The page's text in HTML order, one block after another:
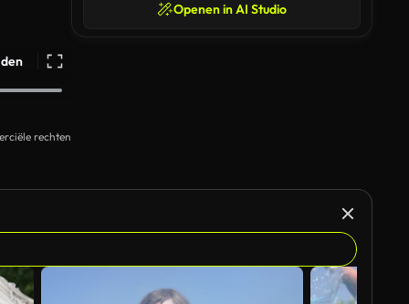
rechten
Openen in AI Studio